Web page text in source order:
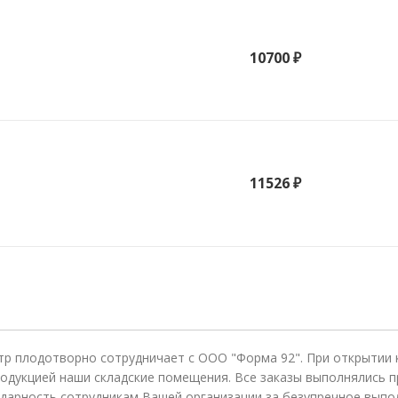
10700 ₽
11526 ₽
плодотворно сотрудничает с ООО "Форма 92". При
наши складские помещения. Все заказы выполнялись